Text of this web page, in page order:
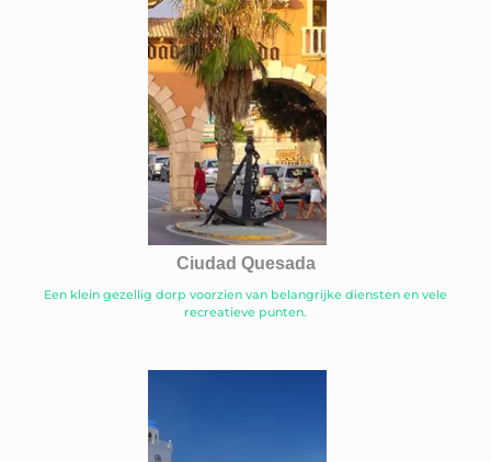
Ciudad Quesada
Een klein gezellig dorp voorzien van belangrijke diensten en vele
recreatieve punten.